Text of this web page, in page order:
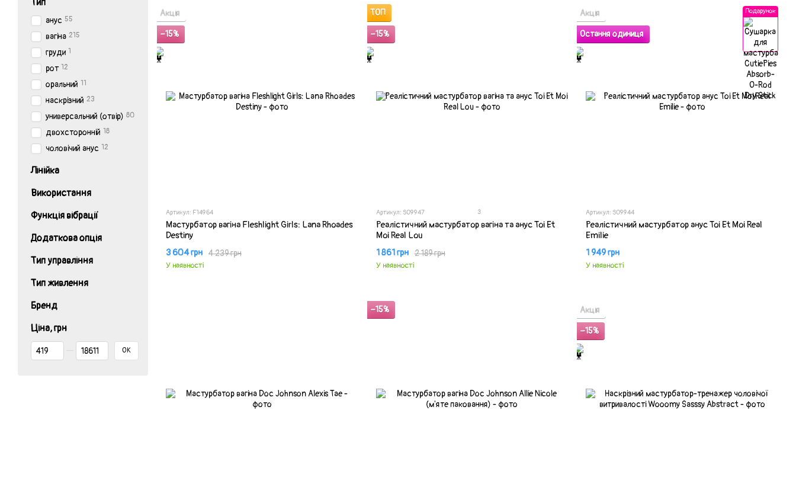
Акція
−15%
Артикул: F14964
Мастурбатор вагіна Fleshlight Girls: Lana Rhoades
Destiny
4 239 грн
3 604 грн
У наявності
ТОП
−15%
Артикул: SO9947 3
Реалістичний мастурбатор вагіна та анус Toi Et
Moi Real Lou
2 189 грн
1 861 грн
У наявності
Подарунок
Акція
Остання одиниця
Артикул: SO9944
Реалістичний мастурбатор анус Toi Et Moi Real
Emilie
1 949 грн
У наявності
−15% Акція
−15%
Тип
анус 55
вагіна 215
груди 1
рот 12
оральний 11
наскрізний 23
универсальний (отвір) 80
двохсторонній 18
чоловічий анус 12
Лінійка
Використання
Функція вібрації
Додаткова опція
Тип управління
Тип живлення
Бренд
Ціна, грн
Від Ціна, грн
До Ціна, грн ОК